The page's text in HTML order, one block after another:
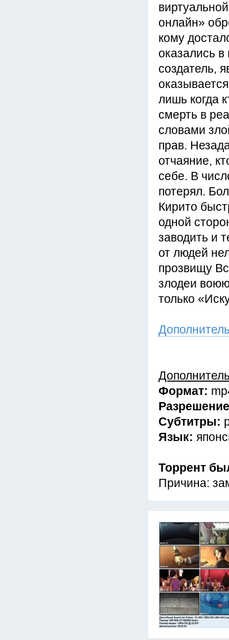
онлайн»
кому
оказались
создатель,
лишь когда
смерть в
словами
прав.
отчаяние,
себе. В
потерял.
Кирито
одной
заводить и
от людей
прозвищу
злодеи
только
Формат:
Субтитры:
Язык:
Торрент
Причина: